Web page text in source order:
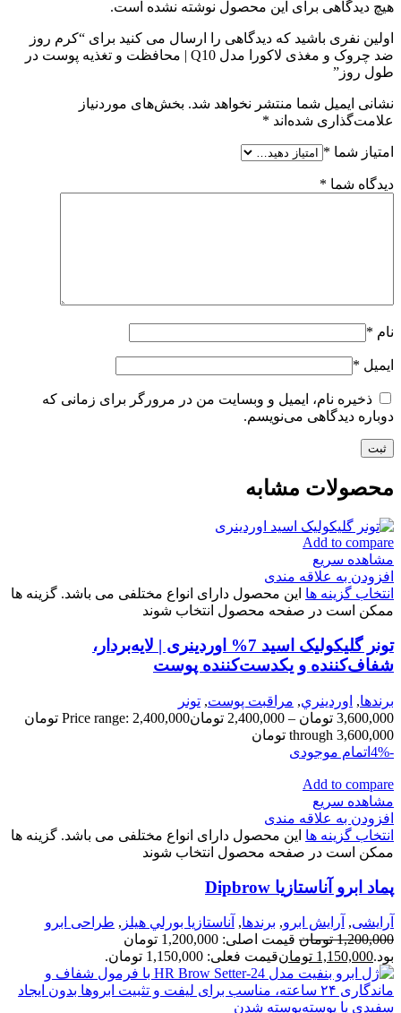
هیچ دیدگاهی برای این محصول نوشته نشده است.
اولین نفری باشید که دیدگاهی را ارسال می کنید برای “کرم روز
ضد چروک و مغذی لاکورا مدل Q10 | محافظت و تغذیه پوست در
طول روز”
نشانی ایمیل شما منتشر نخواهد شد. بخش‌های موردنیاز
علامت‌گذاری شده‌اند *
امتیاز شما *
دیدگاه شما *
نام *
ایمیل *
ذخیره نام، ایمیل و وبسایت من در مرورگر برای زمانی که
دوباره دیدگاهی می‌نویسم.
محصولات مشابه
Add to compare
مشاهده سریع
افزودن به علاقه مندی
انتخاب گزینه ها این محصول دارای انواع مختلفی می باشد. گزینه ها
ممکن است در صفحه محصول انتخاب شوند
تونر گلیکولیک اسید 7% اوردینری | لایه‌بردار،
شفاف‌کننده و یکدست‌کننده پوست
برندها, اوردينري, مراقبت پوست, تونر
3,600,000 تومان –
2,400,000 تومان
Price range: 2,400,000 تومان
through 3,600,000 تومان
-4%
اتمام موجودی
Add to compare
مشاهده سریع
افزودن به علاقه مندی
انتخاب گزینه ها این محصول دارای انواع مختلفی می باشد. گزینه ها
ممکن است در صفحه محصول انتخاب شوند
پماد ابرو آناستازيا Dipbrow
آرایشی, آرايش ابرو, برندها, آناستازيا بورلي هيلز , طراحی ابرو
1,200,000 تومان
قیمت اصلی: 1,200,000 تومان
بود.1,150,000 تومانقیمت فعلی: 1,150,000 تومان.